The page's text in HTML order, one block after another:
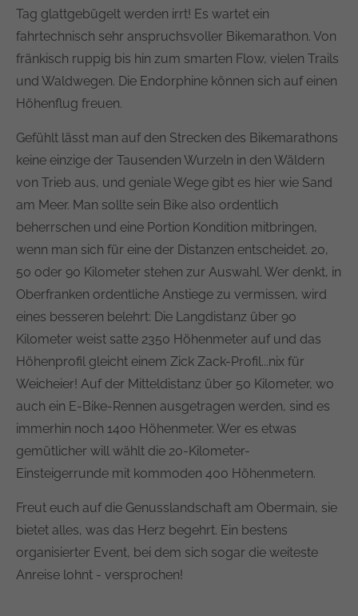
Tag glattgebügelt werden irrt! Es wartet ein
fahrtechnisch sehr anspruchsvoller Bikemarathon. Von
fränkisch ruppig bis hin zum smarten Flow, vielen Trails
und Waldwegen. Die Endorphine können sich auf einen
Höhenflug freuen.
Gefühlt lässt man auf den Strecken des Bikemarathons
keine einzige der Tausenden Wurzeln in den Wäldern
von Trieb aus, und geniale Wege gibt es hier wie Sand
am Meer. Man sollte sein Bike also ordentlich
beherrschen und eine Portion Kondition mitbringen,
wenn man sich für eine der Distanzen entscheidet. 20,
50 oder 90 Kilometer stehen zur Auswahl. Wer denkt, in
Oberfranken ordentliche Anstiege zu vermissen, wird
eines besseren belehrt: Die Langdistanz über 90
Kilometer weist satte 2350 Höhenmeter auf und das
Höhenprofil gleicht einem Zick Zack-Profil...nix für
Weicheier! Auf der Mitteldistanz über 50 Kilometer, wo
auch ein E-Bike-Rennen ausgetragen werden, sind es
immerhin noch 1400 Höhenmeter. Wer es etwas
gemütlicher will wählt die 20-Kilometer-
Einsteigerrunde mit kommoden 400 Höhenmetern.
Freut euch auf die Genusslandschaft am Obermain, sie
bietet alles, was das Herz begehrt. Ein bestens
organisierter Event, bei dem sich sogar die weiteste
Anreise lohnt - versprochen!